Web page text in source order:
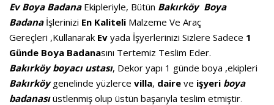
Ev Boya BadanaEkipleriyle, Bütün Bakırköy Boya
Badanaİşlerinizi En Kaliteli Malzeme Ve Araç
Gereçleri ,Kullanarak Ev yada İşyerlerinizi Sizlere Sadece 1
Günde Boya Badanasını Tertemiz Teslim Eder.
Bakırköy boyacı ustası, Dekor yapı 1 günde boya ,ekipleri
Bakırköygenelinde yüzlerce villa, daire ve işyeri boya
badanasıüstlenmiş olup üstün başarıyla teslim etmiştir.